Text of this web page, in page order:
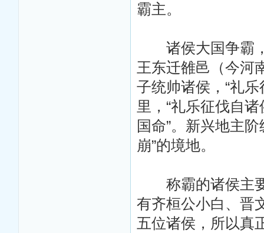
霸主。
诸侯大国争霸，
王东迁雒邑（今河
子统帅诸侯，“礼
里，“礼乐征伐自
国命”。新兴地主
崩”的境地。
称霸的诸侯主要
有齐桓公小白、晋
五位诸侯，所以真